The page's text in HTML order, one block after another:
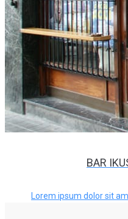
BAR
Lorem ipsum dolor sit